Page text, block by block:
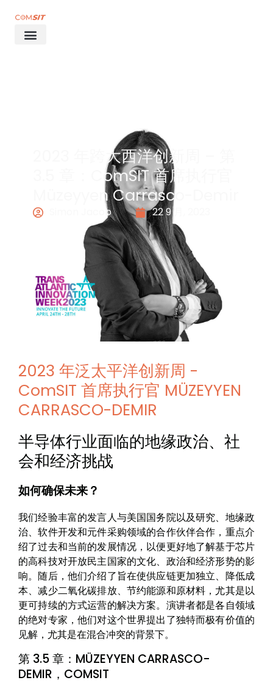
2023 年跨大西洋创新周 – 第
3.5 章：ComSIT 首席执行官
Müzeyyen Carrasco-Demir
Simon Jacob 22 9 月, 2023
2023 年泛太平洋创新周 -
ComSIT 首席执行官 MÜZEYYEN
CARRASCO-DEMIR
半导体行业面临的地缘政治、社
会和经济挑战
如何确保未来？
我们经验丰富的发言人与美国国务院以及研究、地缘政
治、软件开发和元件采购领域的合作伙伴合作，重点介
绍了过去和当前的发展情况，以便更好地了解基于芯片
的高科技对开放民主国家的文化、政治和经济形势的影
响。随后，他们介绍了旨在使供应链更加独立、降低成
本、减少二氧化碳排放、节约能源和原材料，尤其是以
更可持续的方式运营的解决方案。演讲者都是各自领域
的绝对专家，他们对这个世界提出了独特而极有价值的
见解，尤其是在混合冲突的背景下。
第 3.5 章：MÜZEYYEN CARRASCO-
DEMIR，COMSIT